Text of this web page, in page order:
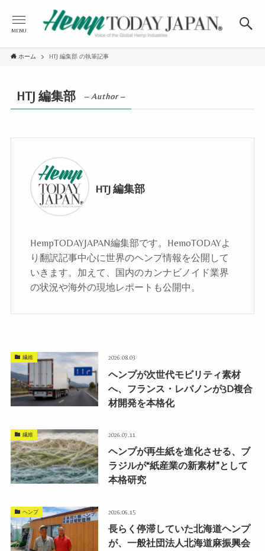
MENU
ホーム HTJ 編集部 の執筆記事
HTJ 編集部 – Author –
HTJ 編集部
HempTODAYJAPAN編集部です。HemoTODAYよ
り翻訳記事中心に世界のヘンプ情報を公開して
いきます。加えて、国内のカンナビノイド業界
の状況や海外の現地レポートも公開中。
繊維
ヘンプが次世代モビリティ素材
へ、フランス・レバノンが3D複合
材開発を本格化
2026.08.03
繊維
ヘンプが再生紙を進化させる、ブ
ラジルが“紙産業の新素材”として
本格研究
2026.07.11
ヘンプ
長らく停滞していた北海道ヘンプ
が、一般社団法人北海道麻振興会
2026.06.15